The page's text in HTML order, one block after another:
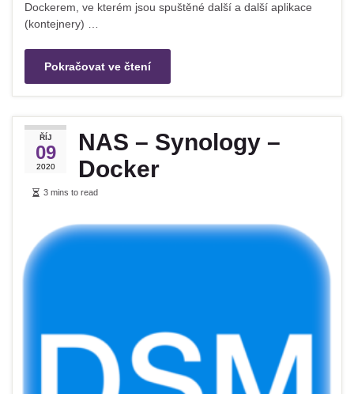
Dockerem, ve kterém jsou spuštěné další a další aplikace
(kontejnery) …
Pokračovat ve čtení
ŘÍJ
09
2020
NAS – Synology –
Docker
3 mins to read